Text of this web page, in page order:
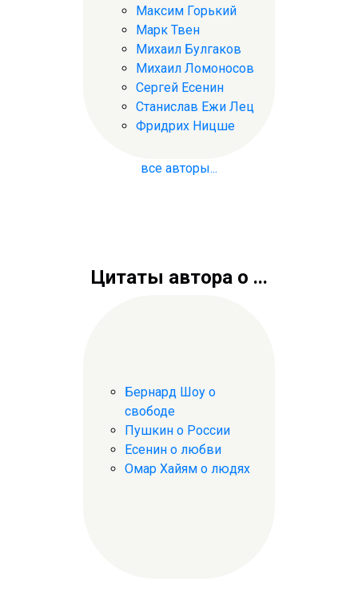
Максим Горький
Марк Твен
Михаил Булгаков
Михаил Ломоносов
Сергей Есенин
Станислав Ежи Лец
Фридрих Ницше
все авторы...
Цитаты автора о ...
Бернард Шоу о
свободе
Пушкин о России
Есенин о любви
Омар Хайям о людях